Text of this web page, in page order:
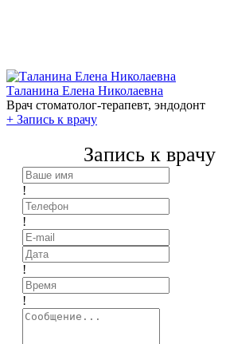
Таланина Елена Николаевна
Врач стоматолог-терапевт, эндодонт
+ Запись к врачу
Запись к врачу
!
!
!
!